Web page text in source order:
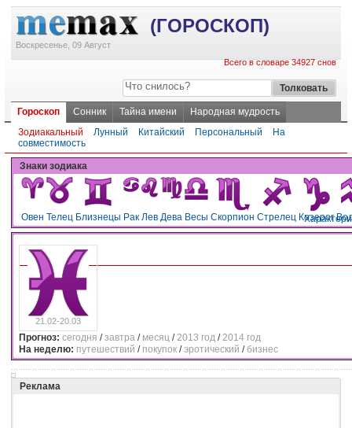
(ГОРОСКОП)
Воскресенье, 09 Август
Всего в словаре 34927 снов
Гороскоп Сонник Тайна имени
Народная мудрость
Зодиакальный
Лунный Китайский Персональный
На
совместимость
Знаки зодиака
Овен Телец Близнецы Рак Лев Дева Весы Скорпион Стрелец Козерог
21.02-20.03
Прогноз: сегодня /завтра / месяц /2013 год /2014 год
На неделю: путешествий / покупок /эротический /бизнес
Реклама